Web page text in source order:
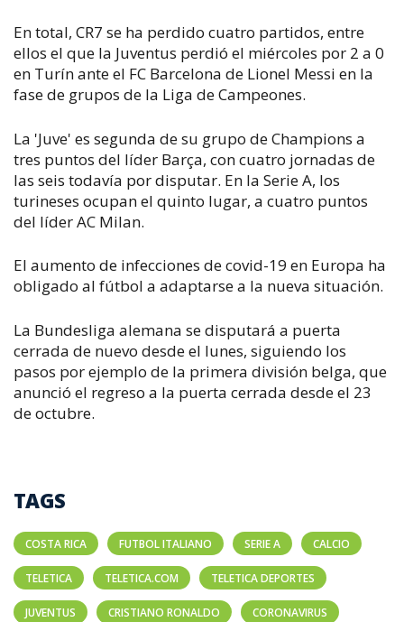
En total, CR7 se ha perdido cuatro partidos, entre
ellos el que la Juventus perdió el miércoles por 2 a 0
en Turín ante el FC Barcelona de Lionel Messi en la
fase de grupos de la Liga de Campeones.
La 'Juve' es segunda de su grupo de Champions a
tres puntos del líder Barça, con cuatro jornadas de
las seis todavía por disputar. En la Serie A, los
turineses ocupan el quinto lugar, a cuatro puntos
del líder AC Milan.
El aumento de infecciones de covid-19 en Europa ha
obligado al fútbol a adaptarse a la nueva situación.
La Bundesliga alemana se disputará a puerta
cerrada de nuevo desde el lunes, siguiendo los
pasos por ejemplo de la primera división belga, que
anunció el regreso a la puerta cerrada desde el 23
de octubre.
TAGS
COSTA RICA FUTBOL ITALIANO SERIE A CALCIO
TELETICA TELETICA.COM TELETICA DEPORTES
JUVENTUS CRISTIANO RONALDO CORONAVIRUS